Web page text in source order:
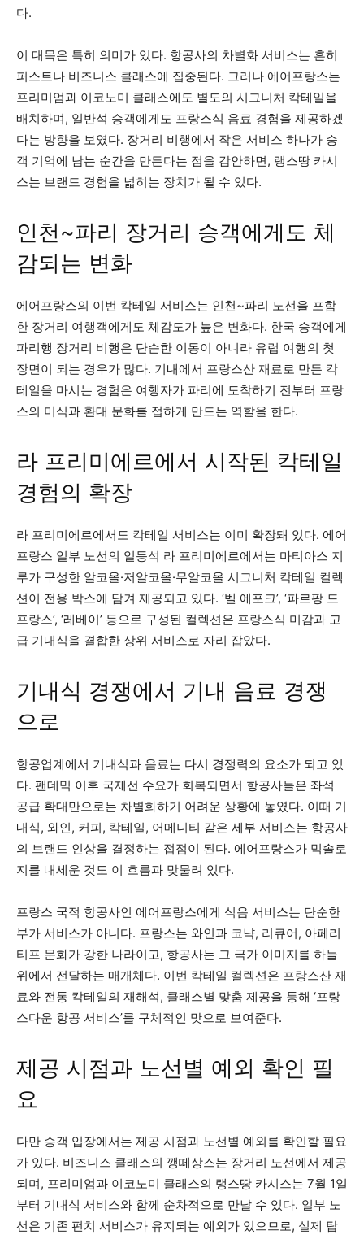
다.
이 대목은 특히 의미가 있다. 항공사의 차별화 서비스는 흔히
퍼스트나 비즈니스 클래스에 집중된다. 그러나 에어프랑스는
프리미엄과 이코노미 클래스에도 별도의 시그니처 칵테일을
배치하며, 일반석 승객에게도 프랑스식 음료 경험을 제공하겠
다는 방향을 보였다. 장거리 비행에서 작은 서비스 하나가 승
객 기억에 남는 순간을 만든다는 점을 감안하면, 랭스땅 카시
스는 브랜드 경험을 넓히는 장치가 될 수 있다.
인천~파리 장거리 승객에게도 체
감되는 변화
에어프랑스의 이번 칵테일 서비스는 인천~파리 노선을 포함
한 장거리 여행객에게도 체감도가 높은 변화다. 한국 승객에게
파리행 장거리 비행은 단순한 이동이 아니라 유럽 여행의 첫
장면이 되는 경우가 많다. 기내에서 프랑스산 재료로 만든 칵
테일을 마시는 경험은 여행자가 파리에 도착하기 전부터 프랑
스의 미식과 환대 문화를 접하게 만드는 역할을 한다.
라 프리미에르에서 시작된 칵테일
경험의 확장
라 프리미에르에서도 칵테일 서비스는 이미 확장돼 있다. 에어
프랑스 일부 노선의 일등석 라 프리미에르에서는 마티아스 지
루가 구성한 알코올·저알코올·무알코올 시그니처 칵테일 컬렉
션이 전용 박스에 담겨 제공되고 있다. ‘벨 에포크’, ‘파르팡 드
프랑스’, ‘레베이’ 등으로 구성된 컬렉션은 프랑스식 미감과 고
급 기내식을 결합한 상위 서비스로 자리 잡았다.
기내식 경쟁에서 기내 음료 경쟁
으로
항공업계에서 기내식과 음료는 다시 경쟁력의 요소가 되고 있
다. 팬데믹 이후 국제선 수요가 회복되면서 항공사들은 좌석
공급 확대만으로는 차별화하기 어려운 상황에 놓였다. 이때 기
내식, 와인, 커피, 칵테일, 어메니티 같은 세부 서비스는 항공사
의 브랜드 인상을 결정하는 접점이 된다. 에어프랑스가 믹솔로
지를 내세운 것도 이 흐름과 맞물려 있다.
프랑스 국적 항공사인 에어프랑스에게 식음 서비스는 단순한
부가 서비스가 아니다. 프랑스는 와인과 코냑, 리큐어, 아페리
티프 문화가 강한 나라이고, 항공사는 그 국가 이미지를 하늘
위에서 전달하는 매개체다. 이번 칵테일 컬렉션은 프랑스산 재
료와 전통 칵테일의 재해석, 클래스별 맞춤 제공을 통해 ‘프랑
스다운 항공 서비스’를 구체적인 맛으로 보여준다.
제공 시점과 노선별 예외 확인 필
요
다만 승객 입장에서는 제공 시점과 노선별 예외를 확인할 필요
가 있다. 비즈니스 클래스의 깽떼상스는 장거리 노선에서 제공
되며, 프리미엄과 이코노미 클래스의 랭스땅 카시스는 7월 1일
부터 기내식 서비스와 함께 순차적으로 만날 수 있다. 일부 노
선은 기존 펀치 서비스가 유지되는 예외가 있으므로, 실제 탑